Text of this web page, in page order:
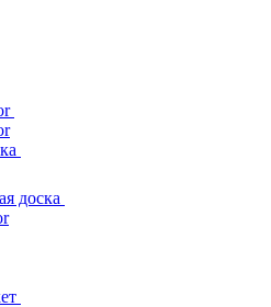
доска